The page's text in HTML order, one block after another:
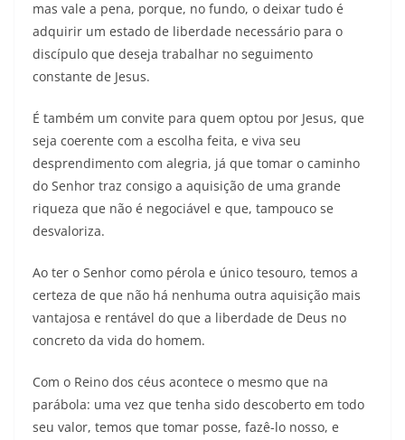
mas vale a pena, porque, no fundo, o deixar tudo é
adquirir um estado de liberdade necessário para o
discípulo que deseja trabalhar no seguimento
constante de Jesus.
É também um convite para quem optou por Jesus, que
seja coerente com a escolha feita, e viva seu
desprendimento com alegria, já que tomar o caminho
do Senhor traz consigo a aquisição de uma grande
riqueza que não é negociável e que, tampouco se
desvaloriza.
Ao ter o Senhor como pérola e único tesouro, temos a
certeza de que não há nenhuma outra aquisição mais
vantajosa e rentável do que a liberdade de Deus no
concreto da vida do homem.
Com o Reino dos céus acontece o mesmo que na
parábola: uma vez que tenha sido descoberto em todo
seu valor, temos que tomar posse, fazê-lo nosso, e